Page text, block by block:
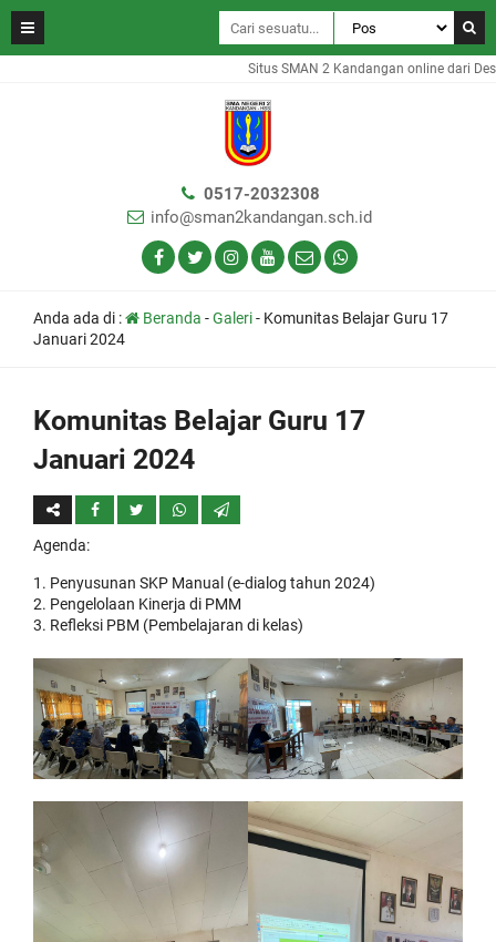
Situs SMAN 2 Kandangan online dari
0517-2032308
info@sman2kandangan.sch.id
Anda ada di : Beranda -Galeri- Komunitas Belajar Guru 17
Januari 2024
Komunitas Belajar Guru 17
Januari 2024
Agenda:
Penyusunan SKP Manual (e-dialog tahun 2024)
Pengelolaan Kinerja di PMM
Refleksi PBM (Pembelajaran di kelas)